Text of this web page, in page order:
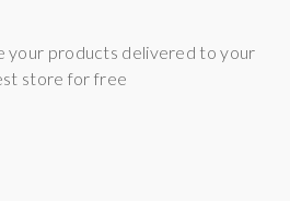
your products delivered to your
store for free